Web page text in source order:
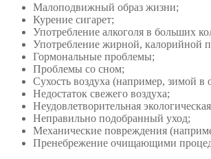
Малоподвижный образ жизни;
Курение сигарет;
Употребление алкоголя в больших
Употребление жирной, калорийной
Гормональные проблемы;
Проблемы со сном;
Сухость воздуха (например, зимой
Недостаток свежего воздуха;
Неудовлетворительная
Неправильно подобранный уход;
Механические повреждения
Пренебрежение очищающими